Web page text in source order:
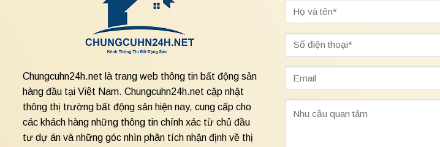
Chungcuhn24h.net là trang web thông tin bất động sản
hàng đầu tại Việt Nam. Chungcuhn24h.net cập nhật
thông thị trường bất động sản hiện nay, cung cấp cho
các khách hàng những thông tin chính xác từ chủ đầu
tư dự án và những góc nhìn phân tích nhận định về thị